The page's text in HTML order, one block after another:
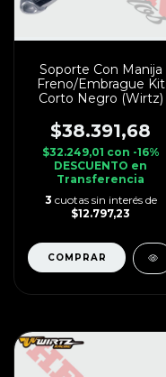
Soporte Con Manija
Freno/Embrague Kit
Corto Negro (Wirtz)
$38.391,68
$32.249,01 con -16%
DESCUENTO en
Transferencia
3 cuotas sin interés de
$12.797,23